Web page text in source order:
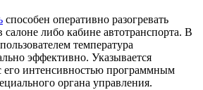
способен оперативно разогревать
салоне либо кабине автотранспорта. В
температура
эффективно. Указывается
его интенсивностью программным
органа управления.